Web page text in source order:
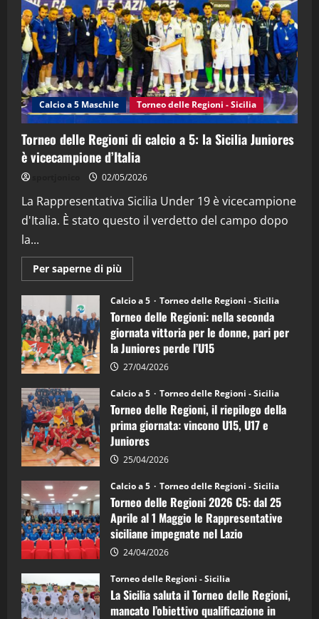
3 21/04/2026
4
"SportEmpire" in Podcast Sport News
“SportEmpire” in Podcast: 27^ Puntata
(Martedi 14 Aprile 2026)
15/04/2026
"SportEmpire" in Podcast
“SportEmpire” in Podcast: 26^ Puntata
08/04/2026
Calcio a 5 Maschile Torneo delle Regioni - Sicilia
Torneo delle Regioni di calcio a 5: la Sicilia Juniores
è vicecampione d’Italia
02/05/2026
La Rappresentativa Sicilia Under 19 è vicecampione
d'Italia. È stato questo il verdetto del campo dopo
la...
Per saperne di più
informazioni
Torneo
delle
Regioni
di
calcio
a
5:
la
Juniores
è
vicecampione
d’Italia
Calcio a 5 Torneo delle Regioni - Sicilia
Torneo delle Regioni: nella seconda
giornata vittoria per le donne, pari per
la Juniores perde l’U15
27/04/2026
Calcio a 5 Torneo delle Regioni - Sicilia
Torneo delle Regioni, il riepilogo della
prima giornata: vincono U15, U17 e
Juniores
25/04/2026
Calcio a 5 Torneo delle Regioni - Sicilia
Torneo delle Regioni 2026 C5: dal 25
Aprile al 1 Maggio le Rappresentative
siciliane impegnate nel Lazio
24/04/2026
Torneo delle Regioni - Sicilia
La Sicilia saluta il Torneo delle Regioni,
mancato l’obiettivo qualificazione in